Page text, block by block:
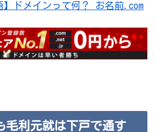
】ドメインって何？ お名前.com
毛利元就は下戸で通す